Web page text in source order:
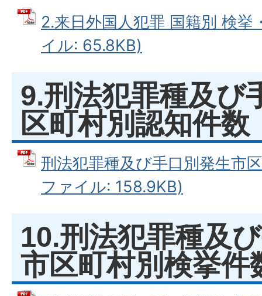
2.来日外国人犯罪 国籍別 検挙
イル: 65.8KB)
9.刑法犯罪種及び
区町村別認知件数
刑法犯罪種及び手口別発生市
ファイル: 158.9KB)
10.刑法犯罪種及
市区町村別検挙件